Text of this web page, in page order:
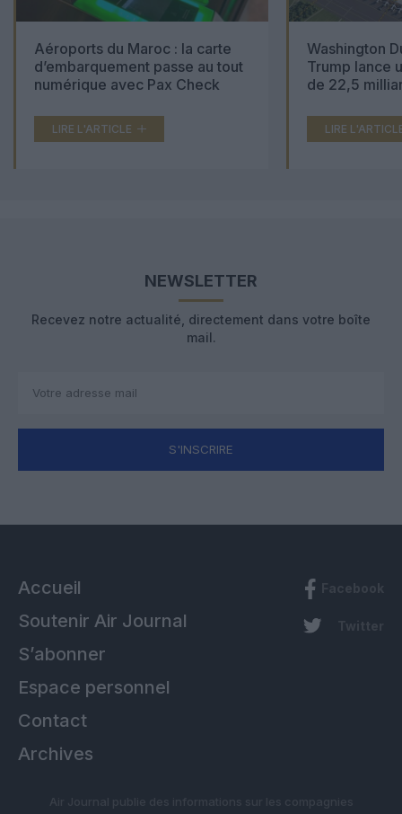
Aéroports du Maroc : la carte
d’embarquement passe au tout
numérique avec Pax Check
LIRE L'ARTICLE
Washington
Trump lance
de 22,5
LIRE
NEWSLETTER
Recevez notre actualité, directement dans votre boîte
mail.
S'INSCRIRE
Accueil
Soutenir Air Journal
S’abonner
Espace personnel
Contact
Archives